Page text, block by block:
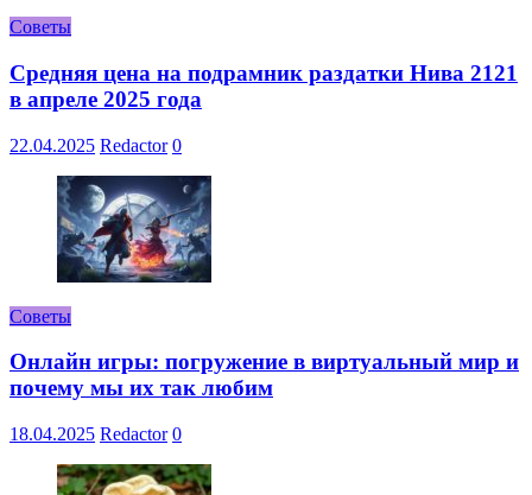
Советы
Средняя цена на подрамник раздатки Нива 2121
в апреле 2025 года
22.04.2025 Redactor 0
Советы
Онлайн игры: погружение в виртуальный мир и
почему мы их так любим
18.04.2025 Redactor 0